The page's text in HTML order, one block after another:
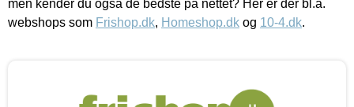
men kender du også de bedste på nettet? Her er der bl.a.
webshops som Frishop.dk, Homeshop.dk og 10-4.dk.